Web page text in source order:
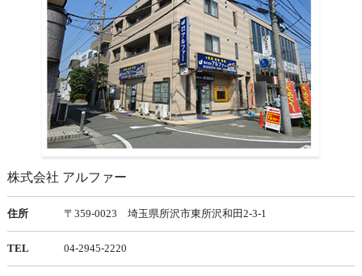
株式会社 アルファー
住所 〒359-0023 埼玉県所沢市東所沢和田2-3-1
TEL 04-2945-2220